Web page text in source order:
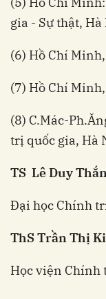
gia - Sự thật,
(6) Hồ Chí
(7) Hồ Chí
(8) C.Mác-
trị quốc gia, Hà
TS Lê Duy
Đại học Chính
ThS Trần Thị
Học viện Chính